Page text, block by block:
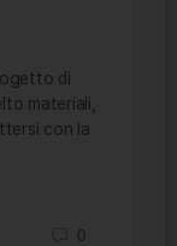
di
materiali,
con la
0